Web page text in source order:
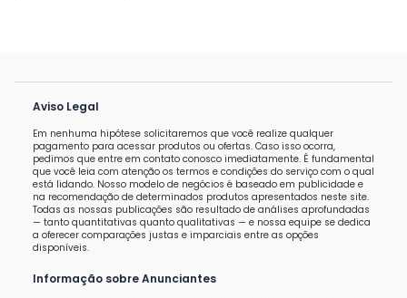
Aviso Legal
Em nenhuma hipótese solicitaremos que você realize qualquer
pagamento para acessar produtos ou ofertas. Caso isso ocorra,
pedimos que entre em contato conosco imediatamente. É fundamental
que você leia com atenção os termos e condições do serviço com o qual
está lidando. Nosso modelo de negócios é baseado em publicidade e
na recomendação de determinados produtos apresentados neste site.
Todas as nossas publicações são resultado de análises aprofundadas
— tanto quantitativas quanto qualitativas — e nossa equipe se dedica
a oferecer comparações justas e imparciais entre as opções
disponíveis.
Informação sobre Anunciantes